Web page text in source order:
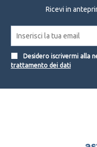
Ricevi in
Desidero iscrivermi alla
trattamento dei dati